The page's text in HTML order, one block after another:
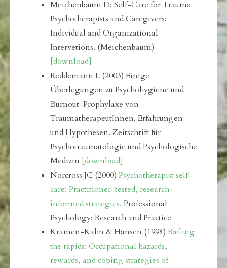
Meichenbaum D: Self-Care for Trauma
Psychotherapists and Caregivers:
Individual and Organizational
Intervetions. (Meichenbaum)
[download]
Reddemann L (2003) Einige
Überlegungen zu Psychohygiene und
Burnout-Prophylaxe von
TraumatherapeutInnen. Erfahrungen
und Hypothesen. Zeitschrift für
Psychotraumatologie und Psychologische
Medizin [download]
Norcross JC (2000) Psychotherapist self-
care: Practitioner-tested, research-
informed strategies. Professional
Psychology: Research and Practice
Kramen-Kahn & Hansen (1998) Rafting
the rapids: Occupational hazards,
rewards, and coping strategies of